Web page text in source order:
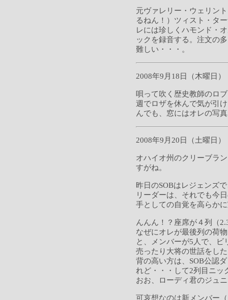
元ヴァレリー・ウェリン
るねん！）ツィスト・タ
レには珍しくハモンド・
ックを録音する。注文の
難しい・・・。
2008年9月18日（木曜日）
唄って吹く歴史教師のロ
週でロザを休んで気が引
んでも、窓にはオレの写
2008年9月20日（土曜日）
オハイオ州のクリーブラ
すがね。
昨日のSOBはレジェンズ
リーダーは、それでも今
手としての自覚を高らか
んんん！？座席が４列（
なぜにオレが最後列の荷
と、メンバーが5人で、ビ
売ったり大将の世話をし
背の高い方は、SOB公認
れど・・・して2列目ニッ
おお、ローディ君のジュ
可哀想なのは新メンバー